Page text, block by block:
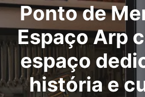
Ponto de
Espaço Arp
espaço
história e